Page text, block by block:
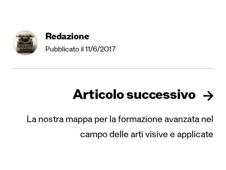
Redazione
Pubblicato il 11/6/2017
Articolo successivo
La nostra mappa per la formazione avanzata nel
campo delle arti visive e applicate